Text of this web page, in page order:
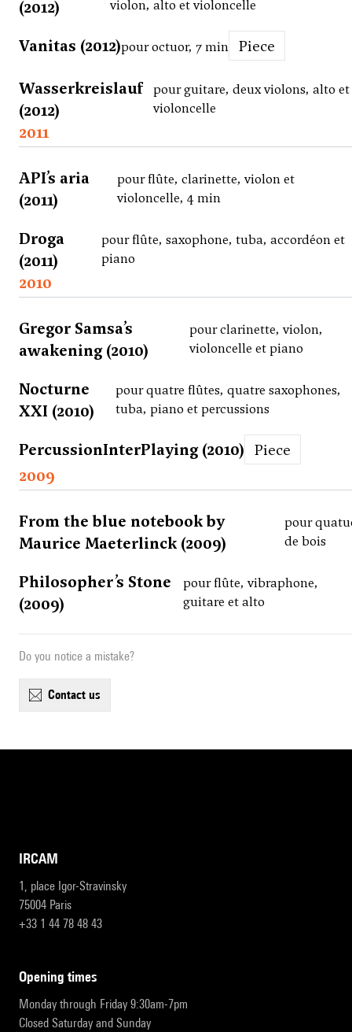
(2012) violon, alto et violoncelle
Vanitas (2012)pour octuor, 7 min Piece
Wasserkreislauf
(2012)
pour guitare, deux violons, alto et
violoncelle
2011
API’s aria
(2011)
pour flûte, clarinette, violon et
violoncelle, 4 min
Droga
(2011)
pour flûte, saxophone, tuba, accordéon et
piano
2010
Gregor Samsa’s
awakening (2010)
pour clarinette, violon,
violoncelle et piano
Nocturne
XXI (2010)
pour quatre flûtes, quatre saxophones,
tuba, piano et percussions
PercussionInterPlaying (2010)
Piece
2009
From the blue notebook by
Maurice Maeterlinck (2009)
pour
de bois
Philosopher’s Stone
(2009)
pour flûte, vibraphone,
guitare et alto
Do you notice a mistake?
contact us
IRCAM
1, place Igor-Stravinsky
75004 Paris
+33 1 44 78 48 43
opening times
Monday through Friday 9:30am-7pm
Closed Saturday and Sunday